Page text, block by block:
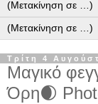
Τρίτη 4
Μαγικό
Όρη🌒